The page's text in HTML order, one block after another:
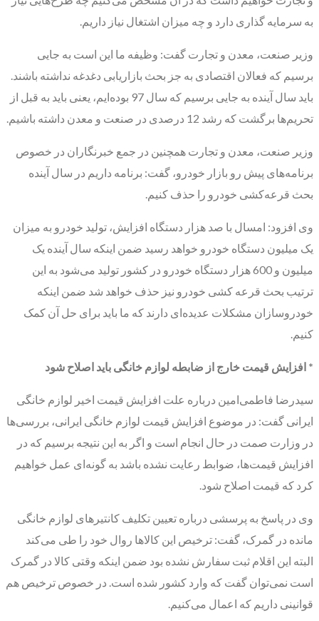
به سرمایه گذاری دارد و چه میزان اشتغال نیاز داریم.
وزیر صنعت، معدن و تجارت گفت: وظیفه ما این است به جایی
برسیم که فعالان اقتصادی به جز بحث بازاریابی دغدغه نداشته باشند.
باید سال آینده به جایی برسیم که سال 97 بوده‌ایم، یعنی باید به قبل از
تحریم‌ها برگشت که رشد 12 درصدی در صنعت و معدن داشته باشیم.
وزیر صنعت، معدن و تجارت همچنین در جمع خبرنگاران در خصوص
برنامه‌های پیش رو بازار خودرو، گفت: برنامه داریم در سال آینده
بحث قرعه‌کشی خودرو را حذف کنیم.
وی افزود: امسال با صد هزار دستگاه افزایش، تولید خودرو به میزان
یک میلیون دستگاه خودرو خواهد رسید ضمن اینکه سال آینده یک
میلیون و 600 هزار دستگاه خودرو در کشور تولید می‌شود به این
ترتیب بحث قرعه کشی خودرو نیز حذف خواهد شد ضمن اینکه
خودروسازان مشکلات عدیده‌ای دارند که ما باید برای حل آن کمک
کنیم.
* افزایش قیمت خارج از ضابطه لوازم خانگی باید اصلاح شود
سیدرضا فاطمی‌امین درباره علت افزایش قیمت اخیر لوازم خانگی
ایرانی گفت: در موضوع افزایش قیمت لوازم خانگی ایرانی، بررسی‌ها
در وزارت صمت در حال انجام است و اگر به این نتیجه برسیم که در
افزایش قیمت‌ها، ضوابط رعایت نشده باشد به گونه‌ای عمل خواهیم
کرد که قیمت اصلاح شود.
وی در پاسخ به پرسشی درباره تعیین تکلیف کانتیر‌های لوازم خانگی
مانده در گمرک، گفت: ترخیص این کالا‌ها روال خود را طی می‌کند
البته این اقلام ثبت سفارش نشده بود ضمن اینکه وقتی کالا در گمرک
است نمی‌توان گفت که وارد کشور شده است. در خصوص ترخیص هم
قوانینی داریم که اعمال می‌کنیم.